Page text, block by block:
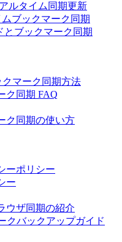
ルタイム同期更新
ムブックマーク同期
とブックマーク同期
クマーク同期方法
ク同期 FAQ
ク同期の使い方
ーポリシー
ー
ウザ同期の紹介
クバックアップガイド